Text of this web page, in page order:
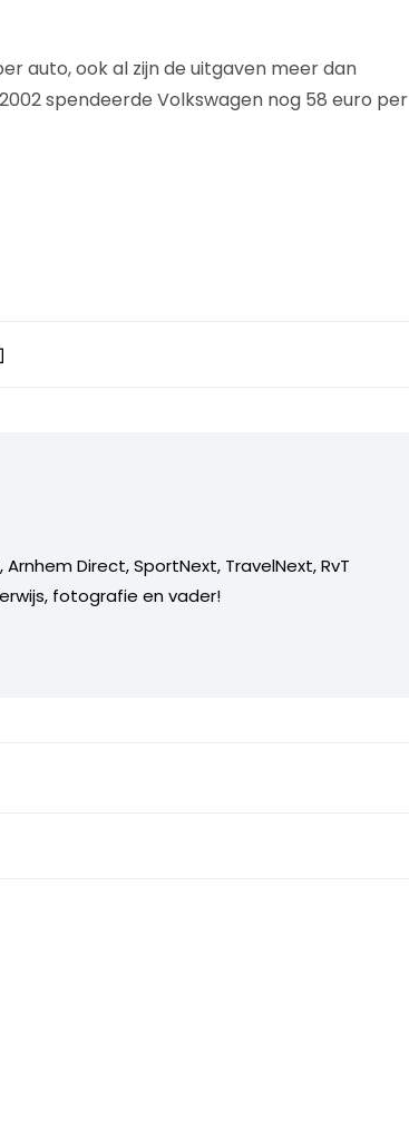
auto, ook al zijn de uitgaven meer dan
spendeerde Volkswagen nog 58 euro per
Direct, SportNext, TravelNext, RvT
fotografie en vader!